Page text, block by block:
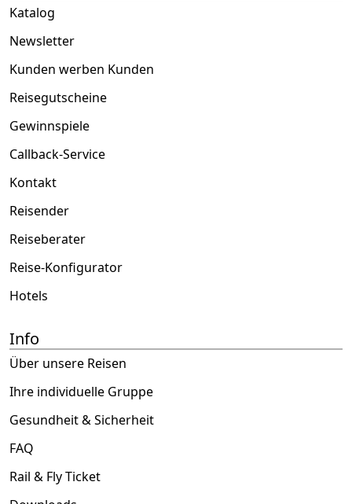
Katalog
Newsletter
Kunden werben Kunden
Reisegutscheine
Gewinnspiele
Callback-Service
Kontakt
Reisender
Reiseberater
Reise-Konfigurator
Hotels
Info
Über unsere Reisen
Ihre individuelle Gruppe
Gesundheit & Sicherheit
FAQ
Rail & Fly Ticket